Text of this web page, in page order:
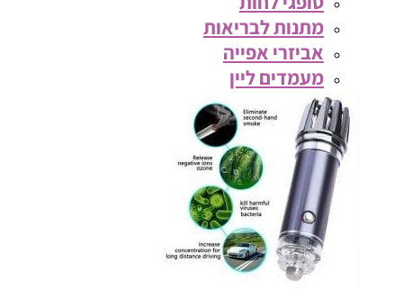
מתנות לבריאות
אביזרי אפייה
מעמדים ליין